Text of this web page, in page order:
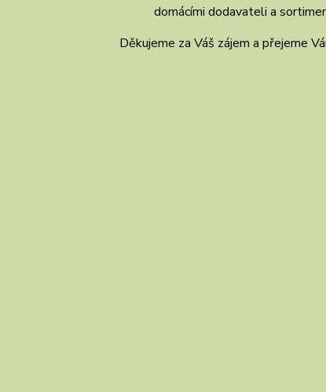
domácími dodavateli a
Děkujeme za Váš zájem a přejeme